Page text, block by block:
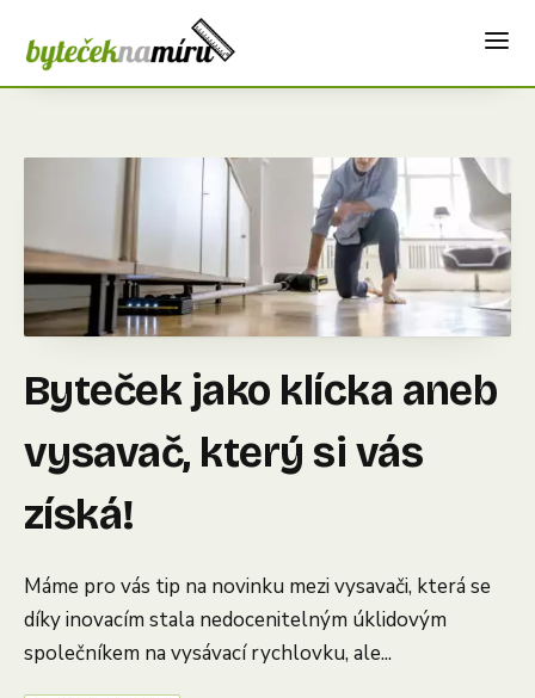
Byteček jako klícka aneb
vysavač, který si vás
získá!
Máme pro vás tip na novinku mezi vysavači, která se
díky inovacím stala nedocenitelným úklidovým
společníkem na vysávací rychlovku, ale...